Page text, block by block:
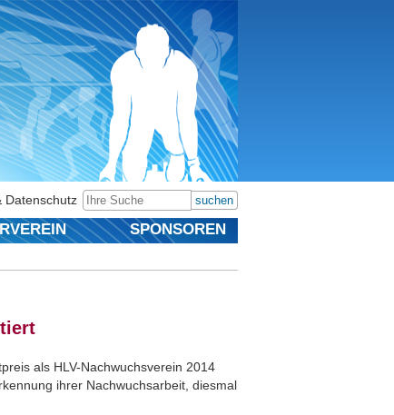
suchen
Datenschutz
SPONSOREN
als HLV-Nachwuchsverein 2014
ihrer Nachwuchsarbeit, diesmal